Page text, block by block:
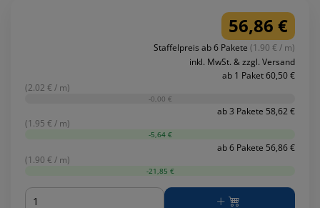
56,86 €
Staffelpreis ab 6 Pakete (1.90 € / m)
inkl. MwSt. & zzgl. Versand
ab 1 Paket 60,50 €
(2.02 € / m)
-0,00 €
ab 3 Pakete 58,62 €
(1.95 € / m)
-5,64 €
ab 6 Pakete 56,86 €
(1.90 € / m)
-21,85 €
Menge